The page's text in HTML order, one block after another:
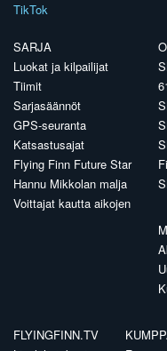
TikTok
SARJA
Luokat ja kilpailijat
Tiimit
Sarjasäännöt
GPS-seuranta
Katsastusajat
Flying Finn Future Star
Hannu Mikkolan malja
Voittajat kautta aikojen
FLYINGFINN.TV